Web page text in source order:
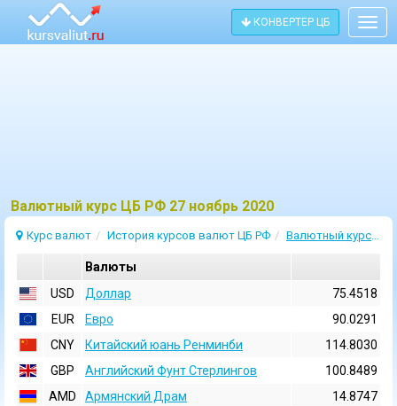
КОНВЕРТЕР ЦБ
Bалютный курс ЦБ РФ 27 ноябрь 2020
Курс валют История курсов валют ЦБ РФ Валютный курс 27 Ноябрь 2020
Валюты
USD
Доллар
75.4518
EUR
Евро
90.0291
CNY
Китайский юань Ренминби
114.8030
GBP
Английский Фунт Стерлингов
100.8489
AMD
Армянский Драм
14.8747